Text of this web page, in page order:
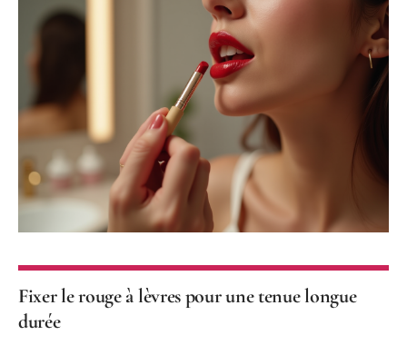
Fixer le rouge à lèvres pour une tenue longue
durée